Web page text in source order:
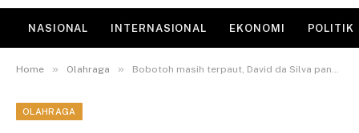
NASIONAL INTERNASIONAL EKONOMI POLITIK
Home » Olahraga » Bobotoh masih terpaut, David da Silva panas, Persib Bandung diminta kembali juara
OLAHRAGA